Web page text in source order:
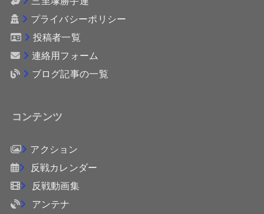
プライバシーポリシー
投稿者一覧
連絡用フォーム
ブログ記事の一覧
コンテンツ
アクション
反戦カレンダー
反戦動画集
アンテナ